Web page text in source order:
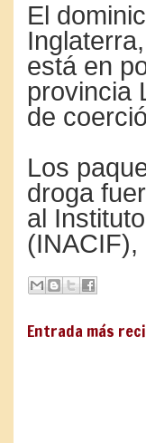
El
está en
provincia
de
Los
droga
al
(INACIF),
Entrada más